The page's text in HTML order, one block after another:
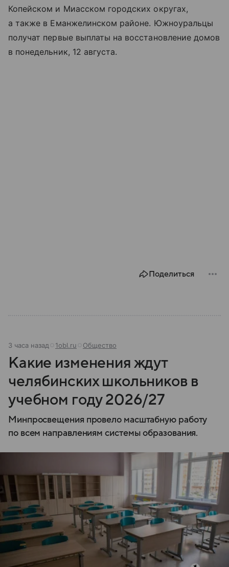
Копейском и Миасском городских округах,
а также в Еманжелинском районе. Южноуральцы
получат первые выплаты на восстановление домов
в понедельник, 12 августа.
Поделиться
3 часа назад 1obl.ru Общество
Какие изменения ждут
челябинских школьников в
учебном году 2026/27
Минпросвещения провело масштабную работу
по всем направлениям системы образования.